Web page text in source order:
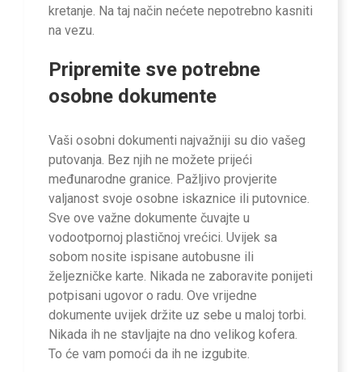
kretanje. Na taj način nećete nepotrebno kasniti
na vezu.
Pripremite sve potrebne
osobne dokumente
Vaši osobni dokumenti najvažniji su dio vašeg
putovanja. Bez njih ne možete prijeći
međunarodne granice. Pažljivo provjerite
valjanost svoje osobne iskaznice ili putovnice.
Sve ove važne dokumente čuvajte u
vodootpornoj plastičnoj vrećici. Uvijek sa
sobom nosite ispisane autobusne ili
željezničke karte. Nikada ne zaboravite ponijeti
potpisani ugovor o radu. Ove vrijedne
dokumente uvijek držite uz sebe u maloj torbi.
Nikada ih ne stavljajte na dno velikog kofera.
To će vam pomoći da ih ne izgubite.